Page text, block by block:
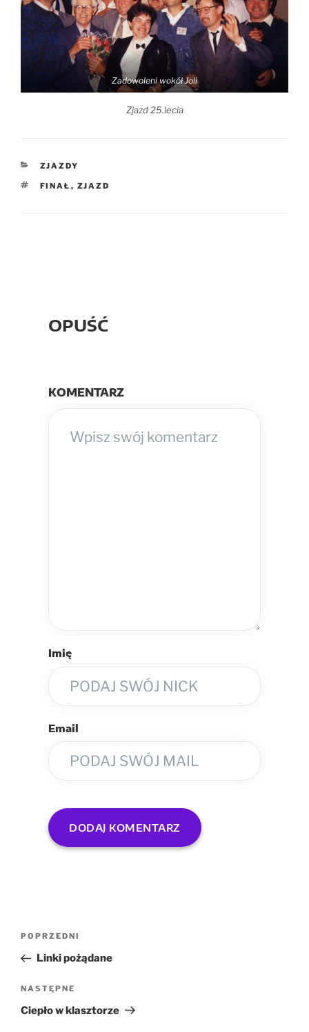
Zadowoleni wokół Joli
Zjazd 25.lecia
ZJAZDY
FINAŁ , ZJAZD
OPUŚĆ
KOMENTARZ
Imię
Email
POPRZEDNI
Linki pożądane
NASTĘPNE
Ciepło w klasztorze